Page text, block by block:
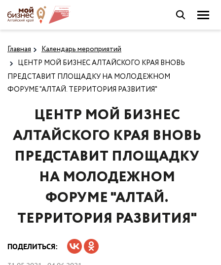
Главная
Календарь мероприятий
ЦЕНТР МОЙ БИЗНЕС АЛТАЙСКОГО КРАЯ ВНОВЬ
ПРЕДСТАВИТ ПЛОЩАДКУ НА МОЛОДЕЖНОМ
ФОРУМЕ "АЛТАЙ. ТЕРРИТОРИЯ РАЗВИТИЯ"
ЦЕНТР МОЙ БИЗНЕС
АЛТАЙСКОГО КРАЯ ВНОВЬ
ПРЕДСТАВИТ ПЛОЩАДКУ
НА МОЛОДЕЖНОМ
ФОРУМЕ "АЛТАЙ.
ТЕРРИТОРИЯ РАЗВИТИЯ"
ПОДЕЛИТЬСЯ: